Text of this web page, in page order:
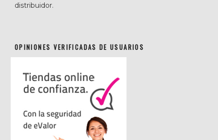
distribuidor.
OPINIONES VERIFICADAS DE USUARIOS